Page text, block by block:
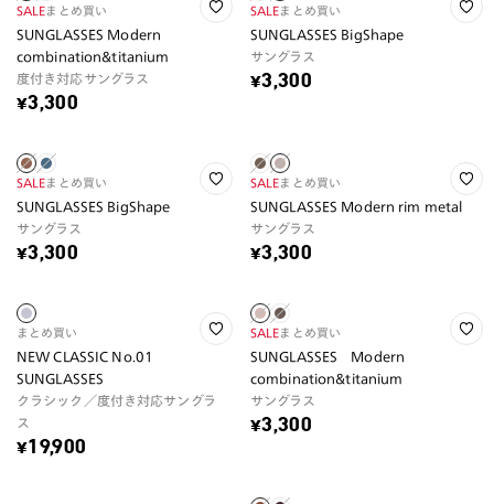
SALEまとめ買い
SUNGLASSES Modern
combination&titanium
度付き対応サングラス
¥3,300
SALEまとめ買い
SUNGLASSES BigShape
サングラス
¥3,300
SALEまとめ買い
SUNGLASSES BigShape
サングラス
¥3,300
SALEまとめ買い
SUNGLASSES Modern rim metal
サングラス
¥3,300
まとめ買い
NEW CLASSIC No.01
SUNGLASSES
クラシック／度付き対応サングラ
ス
¥19,900
SALEまとめ買い
SUNGLASSES Modern
combination&titanium
サングラス
¥3,300